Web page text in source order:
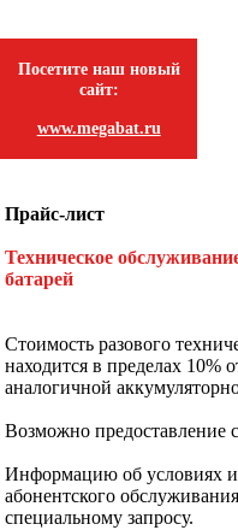
Посетите наш новый
сайт:
www.megabat.ru
Прайс-лист
Техническое
батарей
Стоимость разового
находится в пределах 10%
аналогичной
Возможно предоставление
Информацию об условиях и
абонентского
специальному запросу.